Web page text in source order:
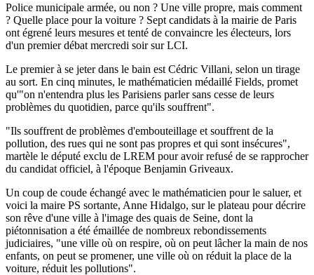
Police municipale armée, ou non ? Une ville propre, mais comment
? Quelle place pour la voiture ? Sept candidats à la mairie de Paris
ont égrené leurs mesures et tenté de convaincre les électeurs, lors
d'un premier débat mercredi soir sur LCI.
Le premier à se jeter dans le bain est Cédric Villani, selon un tirage
au sort. En cinq minutes, le mathématicien médaillé Fields, promet
qu'"on n'entendra plus les Parisiens parler sans cesse de leurs
problèmes du quotidien, parce qu'ils souffrent".
"Ils souffrent de problèmes d'embouteillage et souffrent de la
pollution, des rues qui ne sont pas propres et qui sont insécures",
martèle le député exclu de LREM pour avoir refusé de se rapprocher
du candidat officiel, à l'époque Benjamin Griveaux.
Un coup de coude échangé avec le mathématicien pour le saluer, et
voici la maire PS sortante, Anne Hidalgo, sur le plateau pour décrire
son rêve d'une ville à l'image des quais de Seine, dont la
piétonnisation a été émaillée de nombreux rebondissements
judiciaires, "une ville où on respire, où on peut lâcher la main de nos
enfants, on peut se promener, une ville où on réduit la place de la
voiture, réduit les pollutions".